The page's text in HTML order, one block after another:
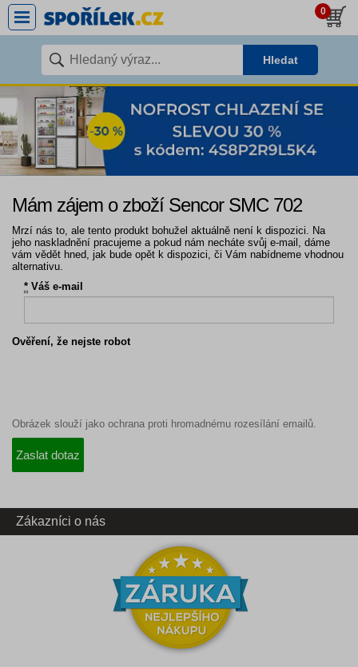
0
Hledat
Mám zájem o zboží Sencor SMC 702
Mrzí nás to, ale tento produkt bohužel aktuálně není k dispozici. Na
jeho naskladnění pracujeme a pokud nám necháte svůj e-mail, dáme
vám vědět hned, jak bude opět k dispozici, či Vám nabídneme vhodnou
alternativu.
* Váš e-mail
Ověření, že nejste robot
Obrázek slouží jako ochrana proti hromadnému rozesílání emailů.
Zákazníci o nás